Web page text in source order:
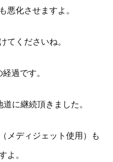
悪化させますよ。
てくださいね。
過です。
に継続頂きました。
メディジェット使用）も
よ。